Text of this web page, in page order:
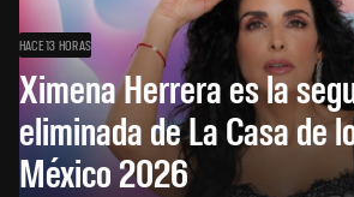
HACE 13 HORAS
Ximena Herrera es la
eliminada de La Casa de
México 2026